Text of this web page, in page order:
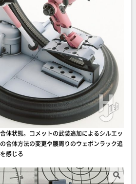
体状態。コメットの武装追加によるシルエッ
合体方法の変更や腰周りのウェポンラック追
感じる